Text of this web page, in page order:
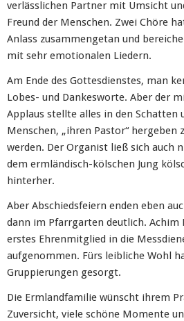
verlässlichen Partner mit Umsicht
Freund der Menschen. Zwei Chöre
Anlass zusammengetan und
mit sehr emotionalen Liedern.
Am Ende des Gottesdienstes, man
Lobes- und Dankesworte. Aber der
Applaus stellte alles in den Schatten
Menschen, „ihren Pastor“ hergeben
werden. Der Organist ließ sich auch
dem ermländisch-kölschen Jung
hinterher.
Aber Abschiedsfeiern enden eben
dann im Pfarrgarten deutlich. Achim
erstes Ehrenmitglied in die
aufgenommen. Fürs leibliche Wohl
Gruppierungen gesorgt.
Die Ermlandfamilie wünscht ihrem
Zuversicht, viele schöne Momente